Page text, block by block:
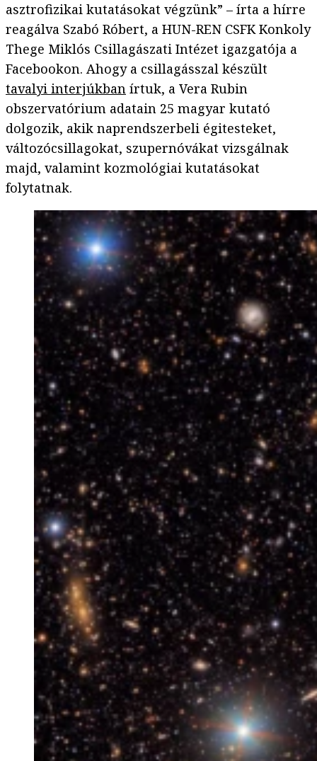
asztrofizikai kutatásokat végzünk” – írta a hírre
reagálva Szabó Róbert, a HUN-REN CSFK Konkoly
Thege Miklós Csillagászati Intézet igazgatója a
Facebookon. Ahogy a csillagásszal készült
tavalyi interjúkban írtuk, a Vera Rubin
obszervatórium adatain 25 magyar kutató
dolgozik, akik naprendszerbeli égitesteket,
változócsillagokat, szupernóvákat vizsgálnak
majd, valamint kozmológiai kutatásokat
folytatnak.